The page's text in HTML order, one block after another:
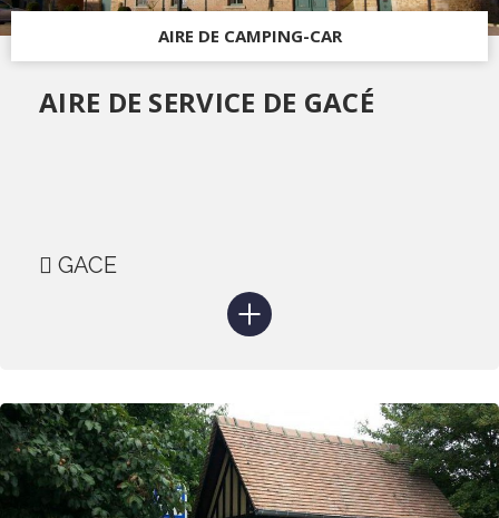
AIRE DE CAMPING-CAR
AIRE DE SERVICE DE GACÉ
GACE